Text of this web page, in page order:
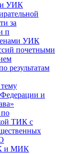
и УИК
за
п
УИК
почетными
результатам
и
по
ТИК с
и МИК